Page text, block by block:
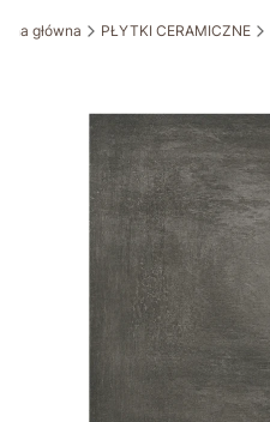
główna PŁYTKI CERAMICZNE